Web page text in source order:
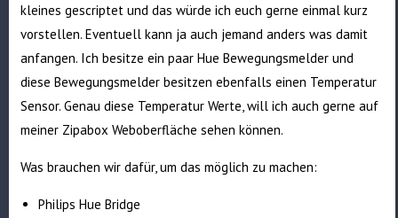
kleines gescriptet und das würde ich euch gerne einmal kurz
vorstellen. Eventuell kann ja auch jemand anders was damit
anfangen. Ich besitze ein paar Hue Bewegungsmelder und
diese Bewegungsmelder besitzen ebenfalls einen Temperatur
Sensor. Genau diese Temperatur Werte, will ich auch gerne auf
meiner Zipabox Weboberfläche sehen können.
Was brauchen wir dafür, um das möglich zu machen:
Philips Hue Bridge